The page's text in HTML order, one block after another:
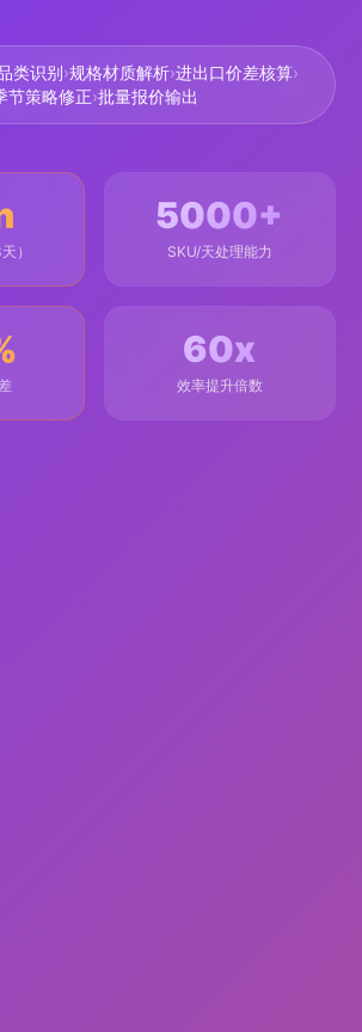
类识别›规格材质解析›进出口价差核算›
节策略修正›批量报价输出
）
5000+
SKU/天处理能力
60x
效率提升倍数